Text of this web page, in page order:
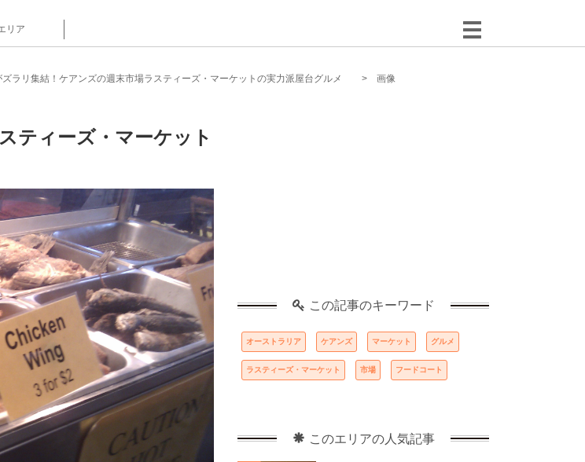
リア
ズラリ集結！ケアンズの週末市場ラスティーズ・マーケットの実力派屋台グルメ 画像
ティーズ・マーケット
この記事のキーワード
オーストラリア ケアンズ マーケット グルメ
ラスティーズ・マーケット 市場 フードコート
このエリアの人気記事